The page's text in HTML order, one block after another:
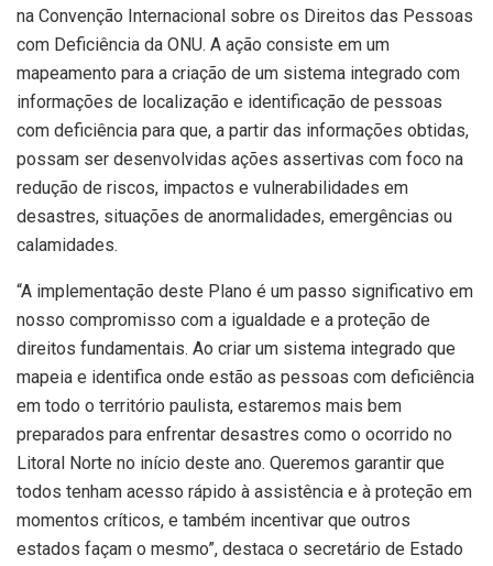
na Convenção Internacional sobre os Direitos das Pessoas
com Deficiência da ONU. A ação consiste em um
mapeamento para a criação de um sistema integrado com
informações de localização e identificação de pessoas
com deficiência para que, a partir das informações obtidas,
possam ser desenvolvidas ações assertivas com foco na
redução de riscos, impactos e vulnerabilidades em
desastres, situações de anormalidades, emergências ou
calamidades.
“A implementação deste Plano é um passo significativo em
nosso compromisso com a igualdade e a proteção de
direitos fundamentais. Ao criar um sistema integrado que
mapeia e identifica onde estão as pessoas com deficiência
em todo o território paulista, estaremos mais bem
preparados para enfrentar desastres como o ocorrido no
Litoral Norte no início deste ano. Queremos garantir que
todos tenham acesso rápido à assistência e à proteção em
momentos críticos, e também incentivar que outros
estados façam o mesmo”, destaca o secretário de Estado